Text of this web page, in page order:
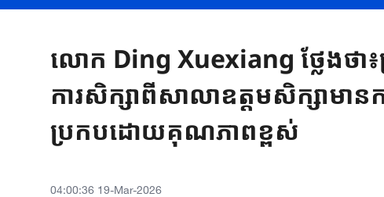
លោក Ding Xuexiang ថ្លែងថា
ការសិក្សាពីសាលាឧត្តមសិក្សាមាន
ប្រកបដោយគុណភាពខ្ពស់
04:00:36 19-Mar-2026